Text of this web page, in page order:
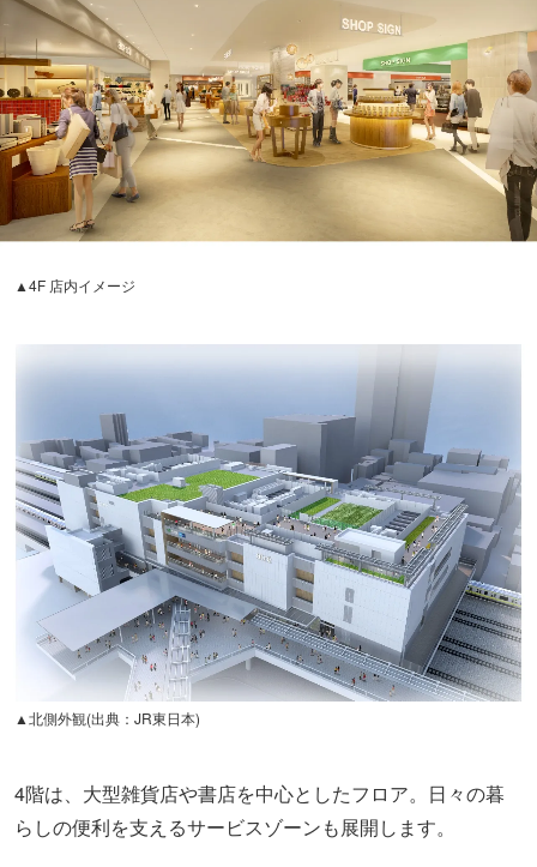
▲4F 店内イメージ
▲北側外観(出典：JR東日本)
4階は、大型雑貨店や書店を中心としたフロア。日々の暮
らしの便利を支えるサービスゾーンも展開します。